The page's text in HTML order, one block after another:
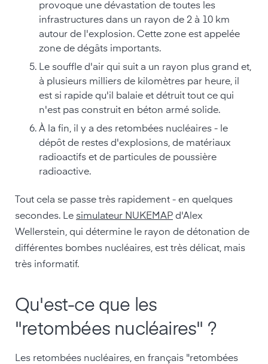
provoque une dévastation de toutes les
infrastructures dans un rayon de 2 à 10 km
autour de l'explosion. Cette zone est appelée
zone de dégâts importants.
Le souffle d'air qui suit a un rayon plus grand et,
à plusieurs milliers de kilomètres par heure, il
est si rapide qu'il balaie et détruit tout ce qui
n'est pas construit en béton armé solide.
À la fin, il y a des retombées nucléaires - le
dépôt de restes d'explosions, de matériaux
radioactifs et de particules de poussière
radioactive.
Tout cela se passe très rapidement - en quelques
secondes. Le simulateur NUKEMAP d'Alex
Wellerstein, qui détermine le rayon de détonation de
différentes bombes nucléaires, est très délicat, mais
très informatif.
Qu'est-ce que les
"retombées nucléaires" ?
Les retombées nucléaires, en français "retombées